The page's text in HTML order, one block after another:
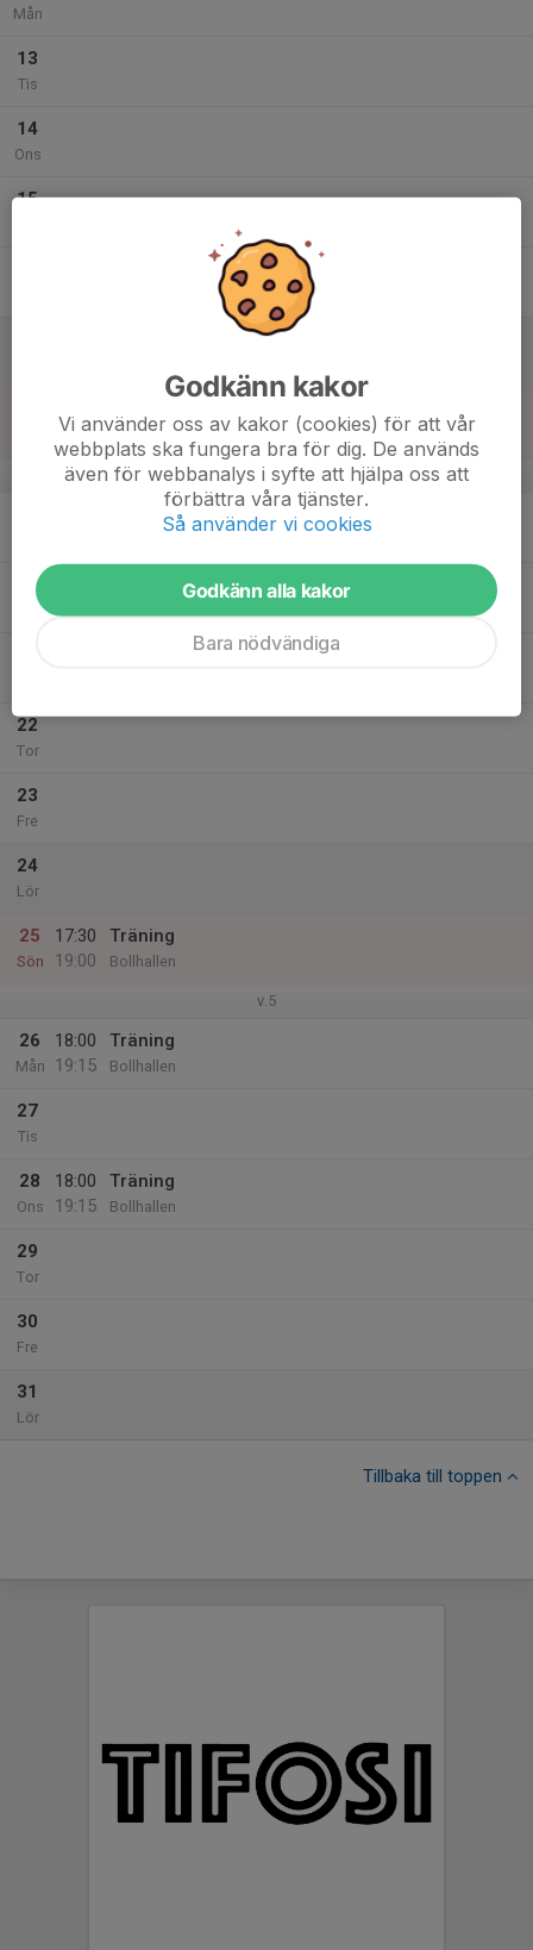
Mån
13
Tis
14
Ons
15
19:00
Bollhallen
v.4
Träning
20
22
Tor
23
Fre
24
Lör
25
Sön
17:30
19:00
Träning
Bollhallen
v.5
26
Mån
18:00
19:15
Träning
Bollhallen
27
Tis
28
Ons
18:00
19:15
Träning
Bollhallen
29
Tor
30
Fre
31
Lör
Tillbaka till toppen
Godkänn kakor
Vi använder oss av kakor (cookies) för att vår
webbplats ska fungera bra för dig. De används
även för webbanalys i syfte att hjälpa oss att
förbättra våra tjänster.
Så använder vi cookies
Godkänn alla kakor
Bara nödvändiga